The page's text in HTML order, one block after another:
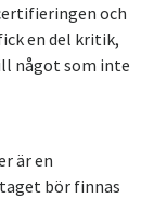
och
en del kritik,
något som inte
är en
bör finnas